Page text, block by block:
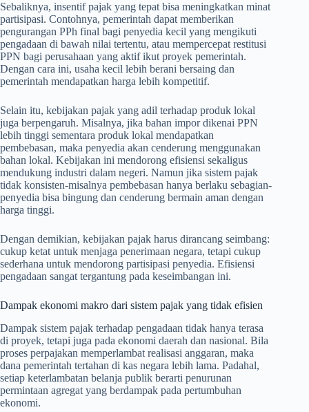
Sebaliknya, insentif pajak yang tepat bisa meningkatkan minat
partisipasi. Contohnya, pemerintah dapat memberikan
pengurangan PPh final bagi penyedia kecil yang mengikuti
pengadaan di bawah nilai tertentu, atau mempercepat restitusi
PPN bagi perusahaan yang aktif ikut proyek pemerintah.
Dengan cara ini, usaha kecil lebih berani bersaing dan
pemerintah mendapatkan harga lebih kompetitif.
Selain itu, kebijakan pajak yang adil terhadap produk lokal
juga berpengaruh. Misalnya, jika bahan impor dikenai PPN
lebih tinggi sementara produk lokal mendapatkan
pembebasan, maka penyedia akan cenderung menggunakan
bahan lokal. Kebijakan ini mendorong efisiensi sekaligus
mendukung industri dalam negeri. Namun jika sistem pajak
tidak konsisten-misalnya pembebasan hanya berlaku sebagian-
penyedia bisa bingung dan cenderung bermain aman dengan
harga tinggi.
Dengan demikian, kebijakan pajak harus dirancang seimbang:
cukup ketat untuk menjaga penerimaan negara, tetapi cukup
sederhana untuk mendorong partisipasi penyedia. Efisiensi
pengadaan sangat tergantung pada keseimbangan ini.
Dampak ekonomi makro dari sistem pajak yang tidak efisien
Dampak sistem pajak terhadap pengadaan tidak hanya terasa
di proyek, tetapi juga pada ekonomi daerah dan nasional. Bila
proses perpajakan memperlambat realisasi anggaran, maka
dana pemerintah tertahan di kas negara lebih lama. Padahal,
setiap keterlambatan belanja publik berarti penurunan
permintaan agregat yang berdampak pada pertumbuhan
ekonomi.